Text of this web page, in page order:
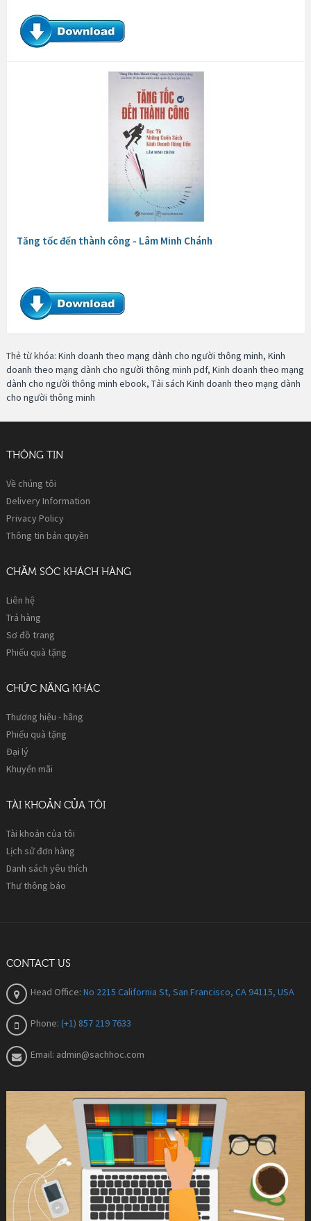
Tăng tốc đến thành công - Lâm Minh Chánh
Thẻ từ khóa: Kinh doanh theo mạng dành cho người thông minh, Kinh
doanh theo mạng dành cho người thông minh pdf, Kinh doanh theo mạng
dành cho người thông minh ebook, Tải sách Kinh doanh theo mạng dành
cho người thông minh
THÔNG TIN
Về chúng tôi
Delivery Information
Privacy Policy
Thông tin bản quyền
CHĂM SÓC KHÁCH HÀNG
Liên hệ
Trả hàng
Sơ đồ trang
Phiếu quà tặng
CHỨC NĂNG KHÁC
Thương hiệu - hãng
Phiếu quà tặng
Đại lý
Khuyến mãi
TÀI KHOẢN CỦA TÔI
Tài khoản của tôi
Lịch sử đơn hàng
Danh sách yêu thích
Thư thông báo
CONTACT US
Head Office: No 2215 California St, San Francisco, CA 94115, USA
Phone: (+1) 857 219 7633
Email: admin@sachhoc.com